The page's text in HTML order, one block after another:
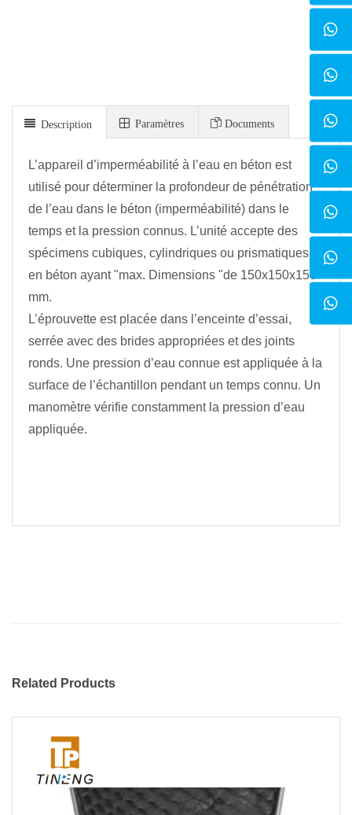
Description Paramètres Documents
L’appareil d’imperméabilité à l’eau en béton est
utilisé pour déterminer la profondeur de pénétration
de l’eau dans le béton (imperméabilité) dans le
temps et la pression connus. L’unité accepte des
spécimens cubiques, cylindriques ou prismatiques
en béton ayant "max. Dimensions "de 150x150x150
mm.
L’éprouvette est placée dans l’enceinte d’essai,
serrée avec des brides appropriées et des joints
ronds. Une pression d’eau connue est appliquée à la
surface de l’échantillon pendant un temps connu. Un
manomètre vérifie constamment la pression d’eau
appliquée.
Related Products